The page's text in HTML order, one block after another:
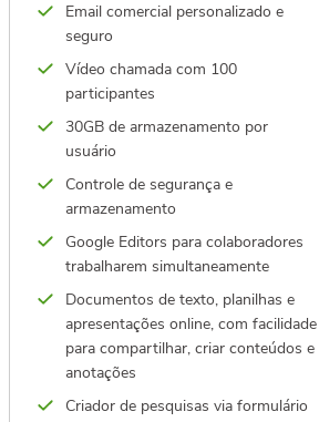
Email comercial personalizado e
seguro
Vídeo chamada com 100
participantes
30GB de armazenamento por
usuário
Controle de segurança e
armazenamento
Google Editors para colaboradores
trabalharem simultaneamente
Documentos de texto, planilhas e
apresentações online, com facilidade
para compartilhar, criar conteúdos e
anotações
Criador de pesquisas via formulário